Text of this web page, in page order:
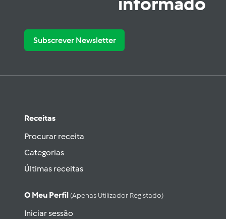
Subscrever Newsletter
Receitas
Procurar receita
Categorias
Últimas receitas
O Meu Perfil (apenas Utilizador Registado)
Iniciar sessão